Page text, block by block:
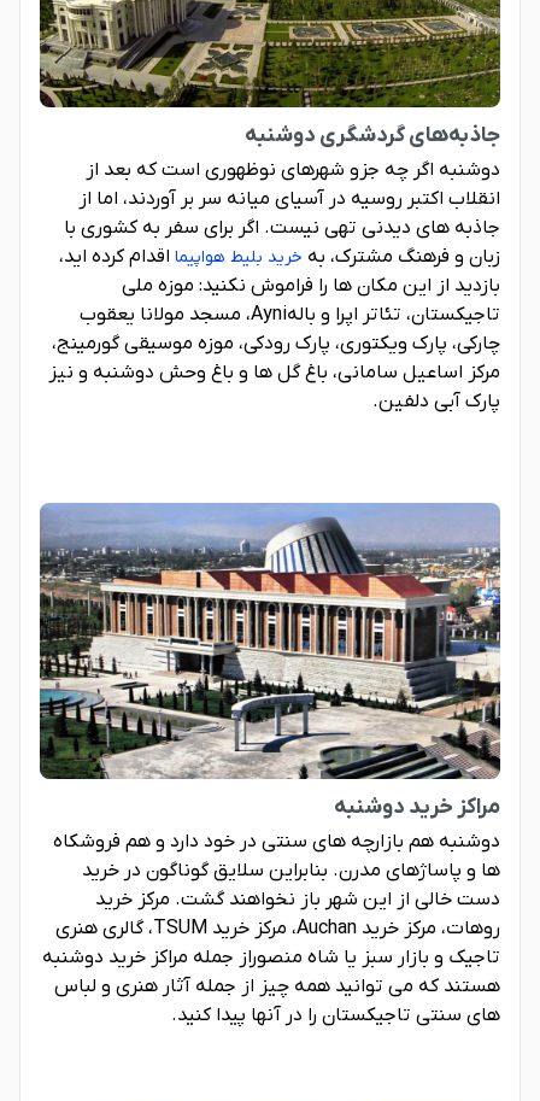
جاذبه‌های گردشگری دوشنبه
دوشنبه اگر چه جزو شهرهای نوظهوری است که بعد از
انقلاب اکتبر روسیه در آسیای میانه سر بر آوردند، اما از
جاذبه های دیدنی تهی نیست. اگر برای سفر به کشوری با
زبان و فرهنگ مشترک، به خرید بلیط هواپیما اقدام کرده اید،
بازدید از این مکان ها را فراموش نکنید: موزه ملی
تاجیکستان، تئاتر اپرا و بالهAyni، مسجد مولانا یعقوب
چارکی، پارک ویکتوری، پارک رودکی، موزه موسیقی گورمینج،
مرکز اساعیل سامانی، باغ گل ها و باغ وحش دوشنبه و نیز
پارک آبی دلفین.
مراکز خرید دوشنبه
دوشنبه هم بازارچه های سنتی در خود دارد و هم فروشکاه
ها و پاساژهای مدرن. بنابراین سلایق گوناگون در خرید
دست خالی از این شهر باز نخواهند گشت. مرکز خرید
روهات، مرکز خرید Auchan، مرکز خرید TSUM، گالری هنری
تاجیک و بازار سبز یا شاه منصوراز جمله مراکز خرید دوشنبه
هستند که می توانید همه چیز از جمله آثار هنری و لباس
های سنتی تاجیکستان را در آنها پیدا کنید.